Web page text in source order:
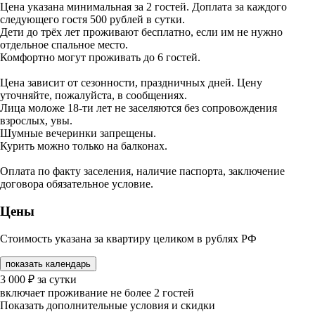
Цена указана минимальная за 2 гостей. Доплата за каждого
следующего гостя 500 рублей в сутки.
Дети до трёх лет проживают бесплатно, если им не нужно
отдельное спальное место.
Комфортно могут проживать до 6 гостей.
Цена зависит от сезонности, праздничных дней. Цену
уточняйте, пожалуйста, в сообщениях.
Лица моложе 18-ти лет не заселяются без сопровождения
взрослых, увы.
Шумные вечеринки запрещены.
Курить можно только на балконах.
Оплата по факту заселения, наличие паспорта, заключение
договора обязательное условие.
Цены
Стоимость указана за квартиру целиком в рублях РФ
показать календарь
3 000 ₽ за сутки
включает проживание не более 2 гостей
Показать дополнительные условия и скидки